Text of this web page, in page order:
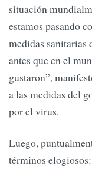
situación
estamos pasando
medidas sanitarias
antes que en el
gustaron”,
a las medidas del
por el virus.
Luego,
términos